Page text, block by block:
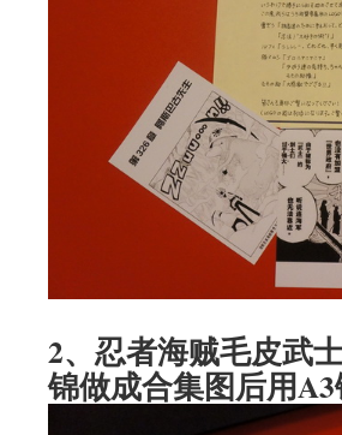
2、忍者海贼毛皮武
锦做成合集图后用A3